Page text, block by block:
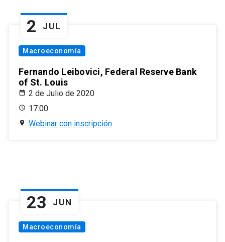
2 JUL
Macroeconomía
Fernando Leibovici, Federal Reserve Bank
of St. Louis
2 de Julio de 2020
17:00
Webinar con inscripción
23 JUN
Macroeconomía